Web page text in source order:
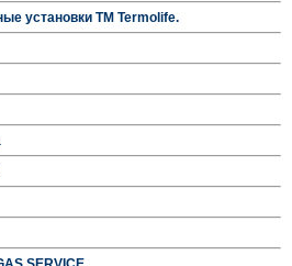
установки TM Termolife.